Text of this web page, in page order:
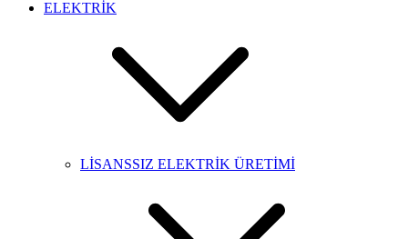
ELEKTRİK
LİSANSSIZ ELEKTRİK ÜRETİMİ